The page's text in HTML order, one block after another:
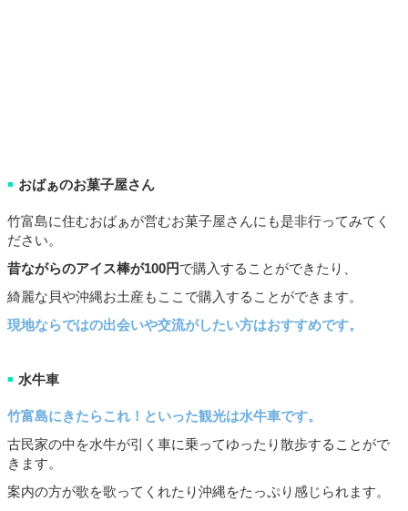
■ おばぁのお菓子屋さん
竹富島に住むおばぁが営むお菓子屋さんにも是非行ってみてく
ださい。
昔ながらのアイス棒が100円で購入することができたり、
綺麗な貝や沖縄お土産もここで購入することができます。
現地ならではの出会いや交流がしたい方はおすすめです。
■ 水牛車
竹富島にきたらこれ！といった観光は水牛車です。
古民家の中を水牛が引く車に乗ってゆったり散歩することがで
きます。
案内の方が歌を歌ってくれたり沖縄をたっぷり感じられます。